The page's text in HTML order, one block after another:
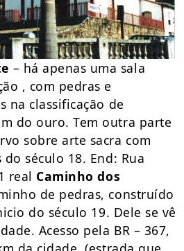
– há apenas uma sala
, com pedras e
na classificação de
do ouro. Tem outra parte
sobre arte sacra com
século 18. End: Rua
real Caminho dos
de pedras, construído
do século 19. Dele se vê
Acesso pela BR – 367,